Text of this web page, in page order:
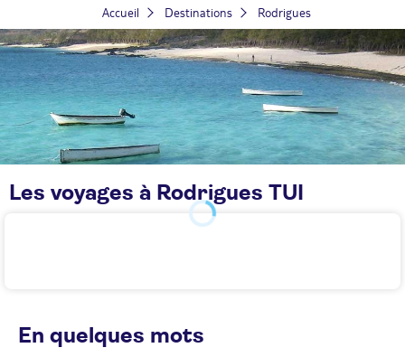
Accueil Destinations Rodrigues
Les voyages à Rodrigues TUI
En quelques mots